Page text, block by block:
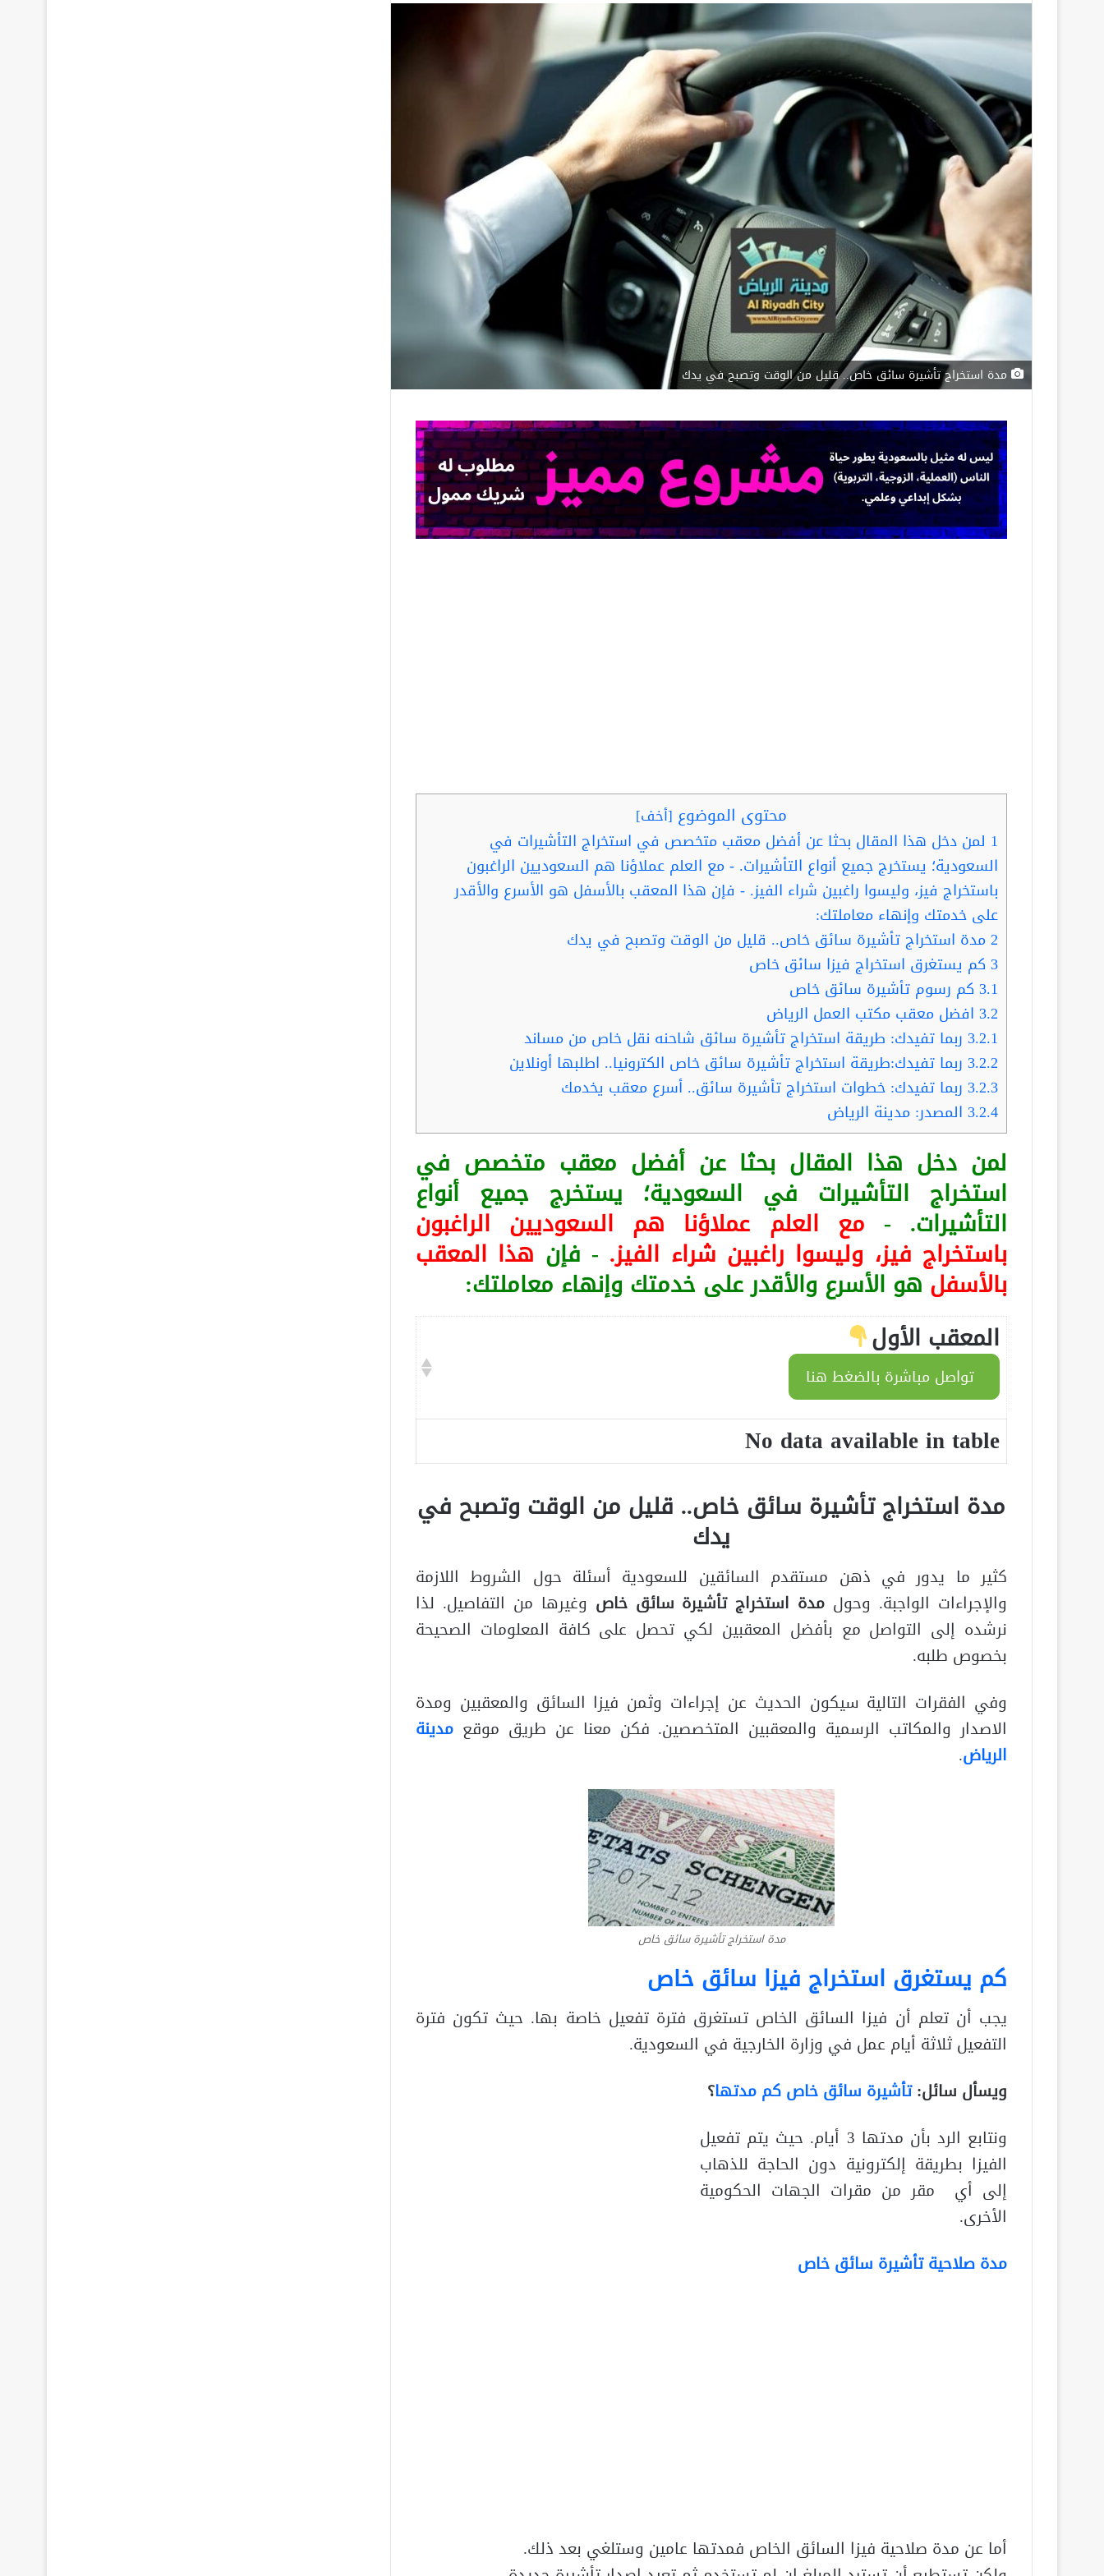
مدة استخراج تأشيرة سائق خاص.. قليل من الوقت وتصبح في يدك
محتوى الموضوع [أخف]
1 لمن دخل هذا المقال بحثا عن أفضل معقب متخصص في استخراج التأشيرات في
السعودية؛ يستخرج جميع أنواع التأشيرات. - مع العلم عملاؤنا هم السعوديين الراغبون
باستخراج فيز، وليسوا راغبين شراء الفيز. - فإن هذا المعقب بالأسفل هو الأسرع والأقدر
على خدمتك وإنهاء معاملتك:
2مدة استخراج تأشيرة سائق خاص.. قليل من الوقت وتصبح في يدك
3 كم يستغرق استخراج فيزا سائق خاص
3.1 كم رسوم تأشيرة سائق خاص
3.2 افضل معقب مكتب العمل الرياض
3.2.1 ربما تفيدك: طريقة استخراج تأشيرة سائق شاحنه نقل خاص من مساند
3.2.2 ربما تفيدك:طريقة استخراج تأشيرة سائق خاص الكترونيا.. اطلبها أونلاين
3.2.3 ربما تفيدك: خطوات استخراج تأشيرة سائق.. أسرع معقب يخدمك
3.2.4 المصدر: مدينة الرياض
لمن دخل هذا المقال بحثا عن أفضل معقب متخصص في
استخراج التأشيرات في السعودية؛ يستخرج جميع أنواع
التأشيرات. - مع العلم عملاؤنا هم السعوديين الراغبون
باستخراج فيز، وليسوا راغبين شراء الفيز. - فإن هذا المعقب
بالأسفل هو الأسرع والأقدر على خدمتك وإنهاء معاملتك:
المعقب الأول
تواصل مباشرة بالضغط هنا
No data available in table
مدة استخراج تأشيرة سائق خاص.. قليل من الوقت وتصبح في
يدك
كثير ما يدور في ذهن مستقدم السائقين للسعودية أسئلة حول الشروط اللازمة
والإجراءات الواجبة. وحول مدة استخراج تأشيرة سائق خاص وغيرها من التفاصيل. لذا
نرشده إلى التواصل مع بأفضل المعقبين لكي تحصل على كافة المعلومات الصحيحة
بخصوص طلبه.
وفي الفقرات التالية سيكون الحديث عن إجراءات وثمن فيزا السائق والمعقبين ومدة
الاصدار والمكاتب الرسمية والمعقبين المتخصصين. فكن معنا عن طريق موقع مدينة
الرياض.
مدة استخراج تأشيرة سائق خاص
كم يستغرق استخراج فيزا سائق خاص
يجب أن تعلم أن فيزا السائق الخاص تستغرق فترة تفعيل خاصة بها. حيث تكون فترة
التفعيل ثلاثة أيام عمل في وزارة الخارجية في السعودية.
ويسأل سائل:تأشيرة سائق خاص كم مدتها؟
ونتابع الرد بأن مدتها 3 أيام. حيث يتم تفعيل
الفيزا بطريقة إلكترونية دون الحاجة للذهاب
إلى أي مقر من مقرات الجهات الحكومية
الأخرى.
مدة صلاحية تأشيرة سائق خاص
أما عن مدة صلاحية فيزا السائق الخاص فمدتها عامين وستلغي بعد ذلك.